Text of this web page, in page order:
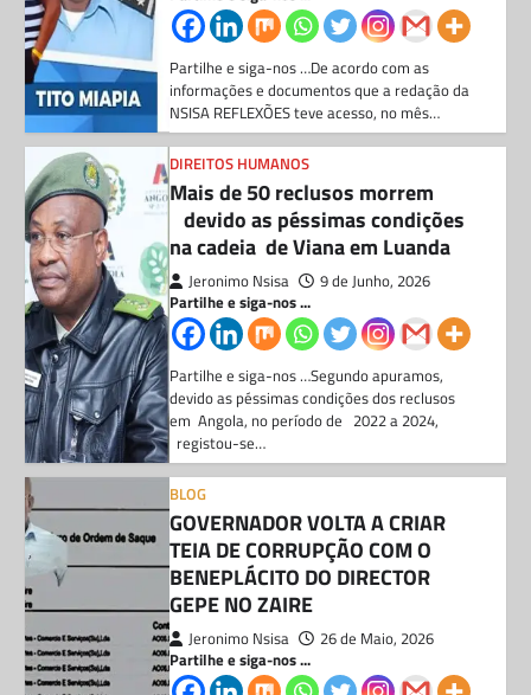
Partilhe e siga-nos …Segundo apuramos,
devido as péssimas condições dos reclusos
em Angola, no período de 2022 a 2024,
registou-se…
BLOG
GOVERNADOR VOLTA A CRIAR
TEIA DE CORRUPÇÃO COM O
BENEPLÁCITO DO DIRECTOR
GEPE NO ZAIRE
Jeronimo Nsisa 26 de Maio, 2026
Partilhe e siga-nos ...
Partilhe e siga-nos …Segundo apurou a
NSISA REFLEXÕES, cresce o nível de
descontentamento generalizado dos técnicos
das administrações municipais nos…
DIREITOS HUMANOS
JUIZ JOEL LEONARDO ACUSADO
DE AMEAÇAR MATAR A MÃE DO
FILHO POR EXIGIR OS DIREITOS
DA CRIANÇA
Jeronimo Nsisa 19 de Maio, 2026
Partilhe e siga-nos ...